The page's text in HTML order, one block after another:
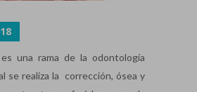
es una rama de la odontología
se realiza la corrección, ósea y